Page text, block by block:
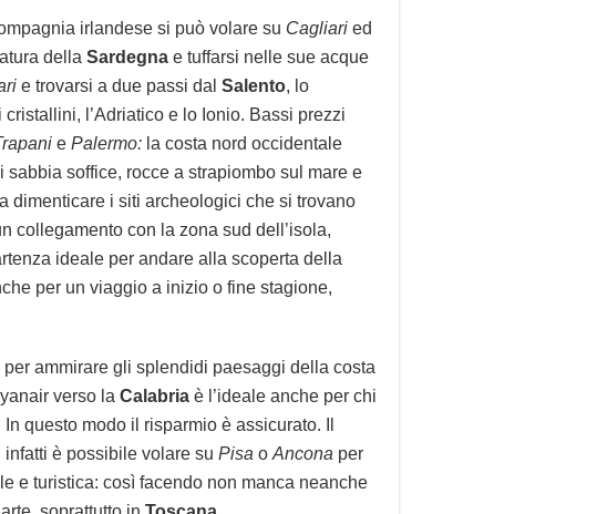
irlandese si può volare su Cagliaried
della Sardegnae tuffarsi nelle sue acque
e trovarsi a due passi dal Salento, lo
l’Adriatico e lo Ionio. Bassi prezzi
e Palermo:la costa nord occidentale
soffice, rocce a strapiombo sul mare e
dimenticare i siti archeologici che si trovano
collegamento con la zona sud dell’isola,
ideale per andare alla scoperta della
per un viaggio a inizio o fine stagione,
per ammirare gli splendidi paesaggi della costa
verso la Calabriaè l’ideale anche per chi
questo modo il risparmio è assicurato. Il
è possibile volare su Pisa o Ancona per
e turistica: così facendo non manca neanche